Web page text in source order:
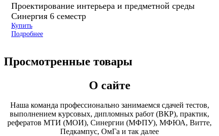
Проектирование интерьера и предметной среды
Синергия 6 семестр
Купить
Подробнее
Просмотренные товары
О сайте
Наша команда профессионально занимаемся сдачей тестов,
выполнением курсовых, дипломных работ (ВКР), практик,
рефератов МТИ (МОИ), Синергии (МФПУ), МФЮА, Витте,
Педкампус, ОмГа и так далее